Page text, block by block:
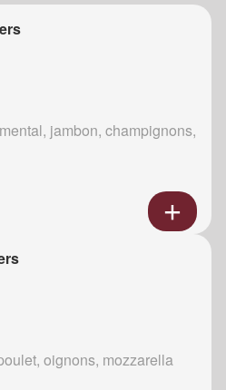
jambon, champignons,
oignons, mozzarella